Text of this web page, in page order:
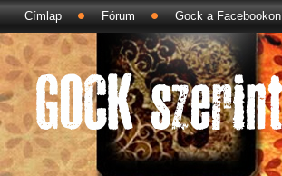
Címlap Fórum Gock a Facebookon